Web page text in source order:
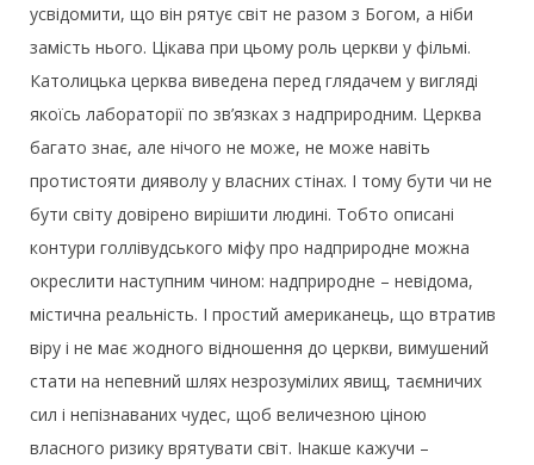
усвідомити, що він рятує світ не разом з Богом, а ніби
замість нього. Цікава при цьому роль церкви у фільмі.
Католицька церква виведена перед глядачем у вигляді
якоїсь лабораторії по зв’язках з надприродним. Церква
багато знає, але нічого не може, не може навіть
протистояти дияволу у власних стінах. І тому бути чи не
бути світу довірено вирішити людині. Тобто описані
контури голлівудського міфу про надприродне можна
окреслити наступним чином: надприродне – невідома,
містична реальність. І простий американець, що втратив
віру і не має жодного відношення до церкви, вимушений
стати на непевний шлях незрозумілих явищ, таємничих
сил і непізнаваних чудес, щоб величезною ціною
власного ризику врятувати світ. Інакше кажучи –